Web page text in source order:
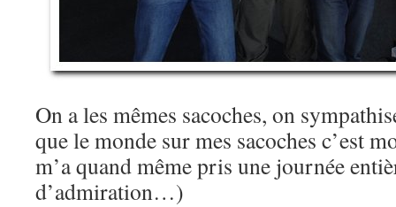
On a les mêmes sacoches, on
que le monde sur mes sacoches c’est
m’a quand même pris une journée
d’admiration…)